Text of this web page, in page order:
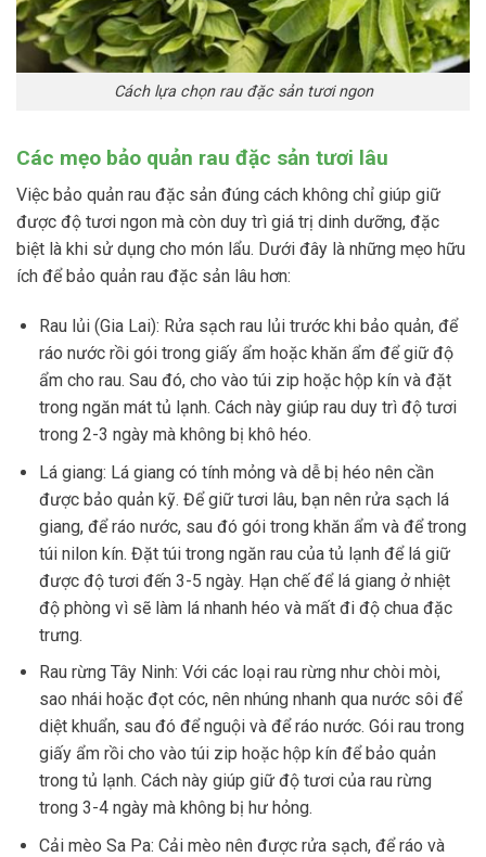
Cách lựa chọn rau đặc sản tươi ngon
Các mẹo bảo quản rau đặc sản tươi lâu
Việc bảo quản rau đặc sản đúng cách không chỉ giúp giữ
được độ tươi ngon mà còn duy trì giá trị dinh dưỡng, đặc
biệt là khi sử dụng cho món lẩu. Dưới đây là những mẹo hữu
ích để bảo quản rau đặc sản lâu hơn:
Rau lủi (Gia Lai): Rửa sạch rau lủi trước khi bảo quản, để
ráo nước rồi gói trong giấy ẩm hoặc khăn ẩm để giữ độ
ẩm cho rau. Sau đó, cho vào túi zip hoặc hộp kín và đặt
trong ngăn mát tủ lạnh. Cách này giúp rau duy trì độ tươi
trong 2-3 ngày mà không bị khô héo.
Lá giang: Lá giang có tính mỏng và dễ bị héo nên cần
được bảo quản kỹ. Để giữ tươi lâu, bạn nên rửa sạch lá
giang, để ráo nước, sau đó gói trong khăn ẩm và để trong
túi nilon kín. Đặt túi trong ngăn rau của tủ lạnh để lá giữ
được độ tươi đến 3-5 ngày. Hạn chế để lá giang ở nhiệt
độ phòng vì sẽ làm lá nhanh héo và mất đi độ chua đặc
trưng.
Rau rừng Tây Ninh: Với các loại rau rừng như chòi mòi,
sao nhái hoặc đọt cóc, nên nhúng nhanh qua nước sôi để
diệt khuẩn, sau đó để nguội và để ráo nước. Gói rau trong
giấy ẩm rồi cho vào túi zip hoặc hộp kín để bảo quản
trong tủ lạnh. Cách này giúp giữ độ tươi của rau rừng
trong 3-4 ngày mà không bị hư hỏng.
Cải mèo Sa Pa: Cải mèo nên được rửa sạch, để ráo và